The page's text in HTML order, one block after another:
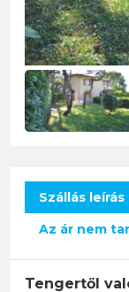
Szállás leírás
Az ár nem
Tengertől